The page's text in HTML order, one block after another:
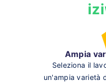
Ampia
Seleziona il
un'ampia varietà